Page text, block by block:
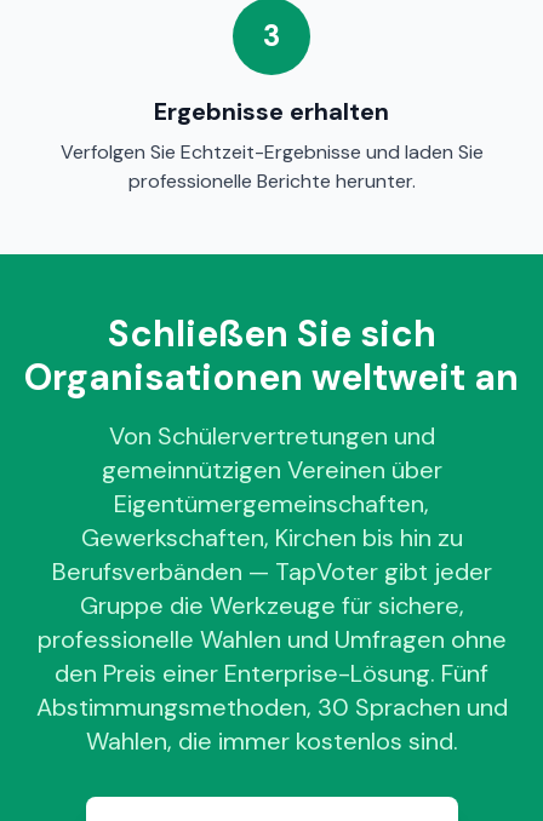
3
Ergebnisse erhalten
Verfolgen Sie Echtzeit-Ergebnisse und laden Sie
professionelle Berichte herunter.
Schließen Sie sich
Organisationen weltweit an
Von Schülervertretungen und
gemeinnützigen Vereinen über
Eigentümergemeinschaften,
Gewerkschaften, Kirchen bis hin zu
Berufsverbänden — TapVoter gibt jeder
Gruppe die Werkzeuge für sichere,
professionelle Wahlen und Umfragen ohne
den Preis einer Enterprise-Lösung. Fünf
Abstimmungsmethoden, 30 Sprachen und
Wahlen, die immer kostenlos sind.